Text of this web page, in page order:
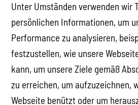
Unter Umständen verwenden wir
persönlichen Informationen, um
Performance zu analysieren,
festzustellen, wie unsere
kann, um unsere Ziele gemäß
zu erreichen, um aufzuzeichnen,
Webseite benützt oder um